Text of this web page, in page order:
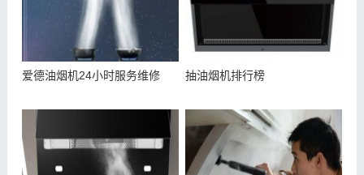
爱德油烟机24小时服务维修 抽油烟机排行榜